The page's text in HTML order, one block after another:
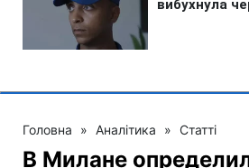
Головна » Аналітика » Статті
В Милане